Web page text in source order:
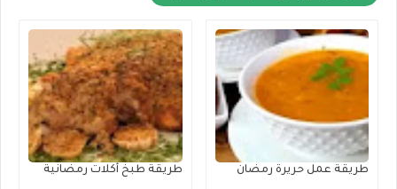
طريقة عمل حريرة رمضان طريقة طبخ أكلات رمضانية